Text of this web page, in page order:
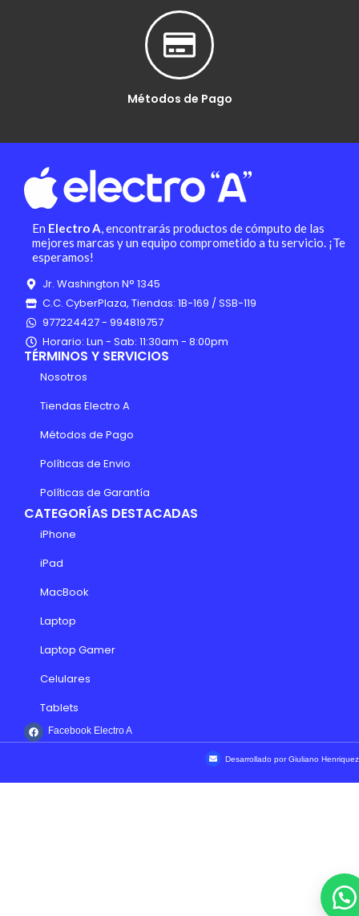
Métodos de Pago
En Electro A, encontrarás productos de cómputo de las
mejores marcas y un equipo comprometido a tu servicio. ¡Te
esperamos!
Jr. Washington N° 1345
C.C. CyberPlaza, Tiendas: 1B-169 / SSB-119
977224427 - 994819757
Horario: Lun - Sab: 11:30am - 8:00pm
TÉRMINOS Y SERVICIOS
Nosotros
Tiendas Electro A
Métodos de Pago
Políticas de Envio
Políticas de Garantía
CATEGORÍAS DESTACADAS
iPhone
iPad
MacBook
Laptop
Laptop Gamer
Celulares
Tablets
Facebook Electro A
Desarrollado por Giuliano Henriquez